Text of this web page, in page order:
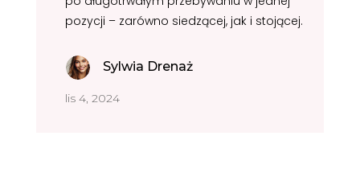
pozycji – zarówno siedzącej, jak i stojącej.
Sylwia Drenaż
lis 4, 2024